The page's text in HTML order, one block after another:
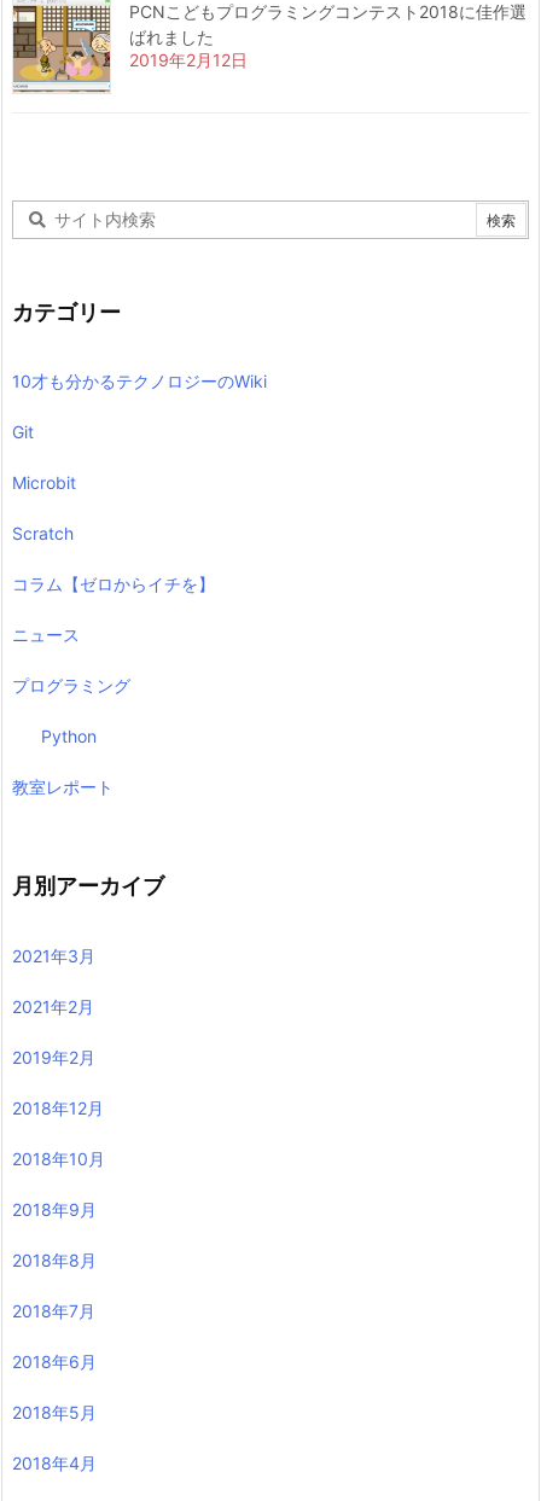
PCNこどもプログラミングコンテスト2018に佳作選
ばれました
2019年2月12日
カテゴリー
10才も分かるテクノロジーのWiki
Git
Microbit
Scratch
コラム【ゼロからイチを】
ニュース
プログラミング
Python
教室レポート
月別アーカイブ
2021年3月
2021年2月
2019年2月
2018年12月
2018年10月
2018年9月
2018年8月
2018年7月
2018年6月
2018年5月
2018年4月